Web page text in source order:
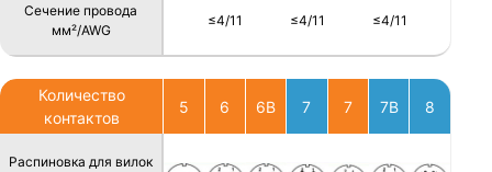
Сечение провода
мм²/AWG
≤4/11 ≤4/11 ≤4/11
Количество
контактов
Распиновка для вилок
5 6 6B 7 7 7B 8